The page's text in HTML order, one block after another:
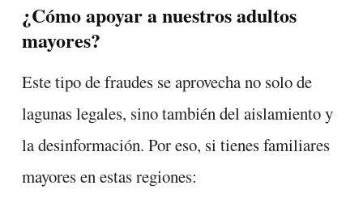
¿Cómo apoyar a nuestros adultos
mayores?
Este tipo de fraudes se aprovecha no solo de
lagunas legales, sino también del aislamiento y
la desinformación. Por eso, si tienes familiares
mayores en estas regiones: